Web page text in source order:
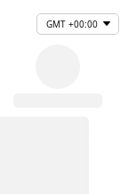
GMT +00:00